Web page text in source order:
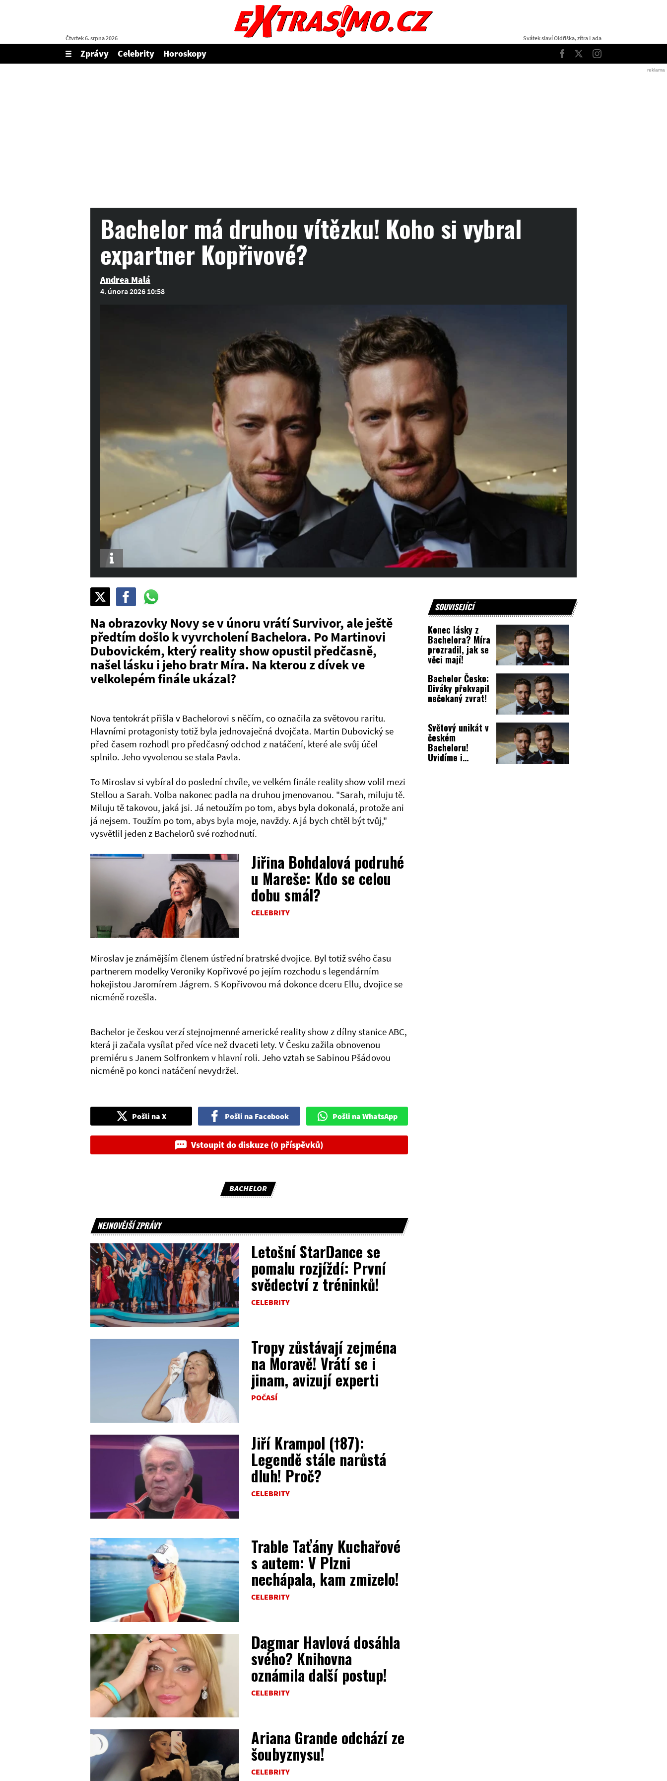
Čtvrtek 6. srpna 2026 Svátek slaví Oldřiška, zítra Lada
Zobrazit/skrýt
menu
Zprávy Celebrity
Horoskopy
Facebook
TwitterInstagram
Bachelor má druhou vítězku! Koho si vybral
expartner Kopřivové?
Andrea Malá
4. února 2026 10:58
Info
Pošli
na
Pošli
na
FacebookWhatsAppu
Na obrazovky Novy se v únoru vrátí Survivor, ale ještě
předtím došlo k vyvrcholení Bachelora. Po Martinovi
Dubovickém, který reality show opustil předčasně,
našel lásku i jeho bratr Míra. Na kterou z dívek ve
velkolepém finále ukázal?
Nova tentokrát přišla v Bachelorovi s něčím, co označila za světovou raritu.
Hlavními protagonisty totiž byla jednovaječná dvojčata. Martin Dubovický se
před časem rozhodl pro předčasný odchod z natáčení, které ale svůj účel
splnilo. Jeho vyvolenou se stala Pavla.
To Miroslav si vybíral do poslední chvíle, ve velkém finále reality show volil mezi
Stellou a Sarah. Volba nakonec padla na druhou jmenovanou. "Sarah, miluju tě.
Miluju tě takovou, jaká jsi. Já netoužím po tom, abys byla dokonalá, protože ani
já nejsem. Toužím po tom, abys byla moje, navždy. A já bych chtěl být tvůj,"
vysvětlil jeden z Bachelorů své rozhodnutí.
Jiřina Bohdalová podruhé
u Mareše: Kdo se celou
dobu smál?
CELEBRITY
Miroslav je známějším členem ústřední bratrské dvojice. Byl totiž svého času
partnerem modelky Veroniky Kopřivové po jejím rozchodu s legendárním
hokejistou Jaromírem Jágrem. S Kopřivovou má dokonce dceru Ellu, dvojice se
nicméně rozešla.
Bachelor je českou verzí stejnojmenné americké reality show z dílny stanice ABC,
která ji začala vysílat před více než dvaceti lety. V Česku zažila obnovenou
premiéru s Janem Solfronkem v hlavní roli. Jeho vztah se Sabinou Pšádovou
nicméně po konci natáčení nevydržel.
Pošli na X Pošli na Facebook Pošli na WhatsApp
Vstoupit do diskuze (0 příspěvků)
BACHELOR
NEJNOVĚJŠÍ ZPRÁVY
Letošní StarDance se
pomalu rozjíždí: První
svědectví z tréninků!
CELEBRITY
Tropy zůstávají zejména
na Moravě! Vrátí se i
jinam, avizují experti
POČASÍ
Jiří Krampol (†87):
Legendě stále narůstá
dluh! Proč?
CELEBRITY
Trable Taťány Kuchařové
s autem: V Plzni
nechápala, kam zmizelo!
CELEBRITY
Dagmar Havlová dosáhla
svého? Knihovna
oznámila další postup!
CELEBRITY
Ariana Grande odchází ze
šoubyznysu!
CELEBRITY
SOUVISEJÍCÍ
Konec lásky z
Bachelora? Míra
prozradil, jak se
věci mají!
Bachelor Česko:
Diváky překvapil
nečekaný zvrat!
Světový unikát v
českém
Bacheloru!
Uvidíme i